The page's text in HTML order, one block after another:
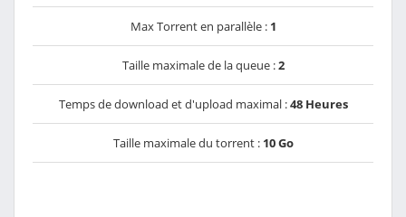
Max Torrent en parallèle : 1
Taille maximale de la queue :2
Temps de download et d'upload maximal :48 Heures
Taille maximale du torrent : 10 Go